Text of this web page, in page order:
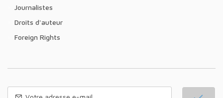
Journalistes
Droits d'auteur
Foreign Rights